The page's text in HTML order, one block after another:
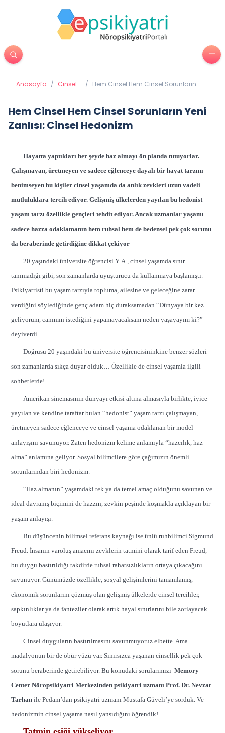
Anasayfa / Cinsel
/ Hem Cinsel Hem Cinsel Sorunların
Hem Cinsel Hem Cinsel Sorunların Yeni
Zanlısı: Cinsel Hedonizm
Hayatta yaptıkları her şeyde haz almayı ön planda tutuyorlar.
Çalışmayan, üretmeyen ve sadece eğlenceye dayalı bir hayat tarzını
benimseyen bu kişiler cinsel yaşamda da anlık zevkleri uzun vadeli
mutluluklara tercih ediyor. Gelişmiş ülkelerden yayılan bu hedonist
yaşam tarzı özellikle gençleri tehdit ediyor. Ancak uzmanlar yaşamı
sadece hazza odaklamanın hem ruhsal hem de bedensel pek çok sorunu
da beraberinde getirdiğine dikkat çekiyor
20 yaşındaki üniversite öğrencisi Y. A., cinsel yaşamda sınır
tanımadığı gibi, son zamanlarda uyuşturucu da kullanmaya başlamıştı.
Psikiyatristi bu yaşam tarzıyla topluma, ailesine ve geleceğine zarar
verdiğini söylediğinde genç adam hiç duraksamadan “Dünyaya bir kez
geliyorum, canımın istediğini yapamayacaksam neden yaşayayım ki?”
deyiverdi.
Doğrusu 20 yaşındaki bu üniversite öğrencisininkine benzer sözleri
son zamanlarda sıkça duyar olduk… Özellikle de cinsel yaşamla ilgili
sohbetlerde!
Amerikan sinemasının dünyayı etkisi altına almasıyla birlikte, iyice
yayılan ve kendine taraftar bulan “hedonist” yaşam tarzı çalışmayan,
üretmeyen sadece eğlenceye ve cinsel yaşama odaklanan bir model
anlayışını savunuyor. Zaten hedonizm kelime anlamıyla “hazcılık, haz
alma” anlamına geliyor. Sosyal bilimcilere göre çağımızın önemli
sorunlarından biri hedonizm.
“Haz almanın” yaşamdaki tek ya da temel amaç olduğunu savunan ve
ideal davranış biçimini de hazzın, zevkin peşinde koşmakla açıklayan bir
yaşam anlayışı.
Bu düşüncenin bilimsel referans kaynağı ise ünlü ruhbilimci Sigmund
Freud. İnsanın varoluş amacını zevklerin tatmini olarak tarif eden Freud,
bu duygu bastırıldığı takdirde ruhsal rahatsızlıkların ortaya çıkacağını
savunuyor. Günümüzde özellikle, sosyal gelişimlerini tamamlamış,
ekonomik sorunlarını çözmüş olan gelişmiş ülkelerde cinsel tercihler,
sapkınlıklar ya da fanteziler olarak artık hayal sınırlarını bile zorlayacak
boyutlara ulaşıyor.
Cinsel duyguların bastırılmasını savunmuyoruz elbette. Ama
madalyonun bir de öbür yüzü var. Sınırsızca yaşanan cinsellik pek çok
sorunu beraberinde getirebiliyor. Bu konudaki sorularımızı Memory
Center Nöropsikiyatri Merkezinden psikiyatri uzmanı Prof. Dr. Nevzat
Tarhan ile Pedam’dan psikiyatri uzmanı Mustafa Güveli’ye sorduk. Ve
hedonizmin cinsel yaşama nasıl yansıdığını öğrendik!